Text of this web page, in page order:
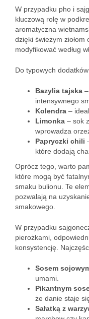
W przypadku pho i
kluczową rolę w
aromatyczna
dzięki świeżym
modyfikować według
Do typowych
Bazylia tajska
intensywnego
Kolendra –
Limonka – sok
wprowadza
Papryczki chili
które dodają
Oprócz tego, warto
które mogą być
smaku bulionu. Te
pozwalają na
smakowego.
W przypadku
pierożkami,
konsystencję.
Sosem
umami.
Pikantnym
że danie staje
Sałatką z